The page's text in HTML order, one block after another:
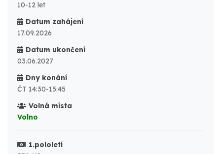
10-12 let
Datum zahájení
17.09.2026
Datum ukončení
03.06.2027
Dny konání
ČT 14:30-15:45
Volná místa
Volno
1.pololetí